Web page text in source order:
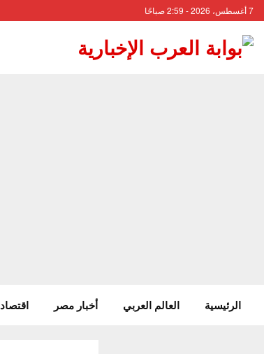
7 أغسطس، 2026 - 2:59 صباحًا
الرئيسية العالم العربي أخبار مصر اقتصاد